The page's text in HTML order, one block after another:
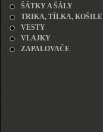
ŠÁTKY A ŠÁLY
TRIKA, TÍLKA, KOŠILE
VESTY
VLAJKY
ZAPALOVAČE